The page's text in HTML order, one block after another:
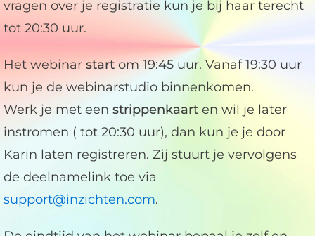
vragen over je registratie kun je bij haar terecht
tot 20:30 uur.
Het webinar start om 19:45 uur. Vanaf 19:30 uur
kun je de webinarstudio binnenkomen.
Werk je met een strippenkaart en wil je later
instromen ( tot 20:30 uur), dan kun je je door
Karin laten registreren. Zij stuurt je vervolgens
de deelnamelink toe via
support@inzichten.com.